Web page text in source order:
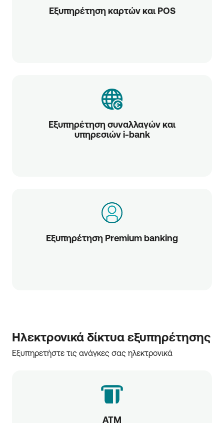
Εξυπηρέτηση καρτών και POS
Εξυπηρέτηση συναλλαγών και
υπηρεσιών i-bank
Εξυπηρέτηση Premium banking
Ηλεκτρονικά δίκτυα εξυπηρέτησης
Εξυπηρετήστε τις ανάγκες σας ηλεκτρονικά
ATM